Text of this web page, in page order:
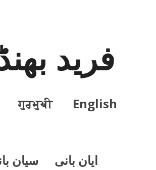
فرید
English
ਗੁਰਮੁਖੀ
ايان بانی سيان